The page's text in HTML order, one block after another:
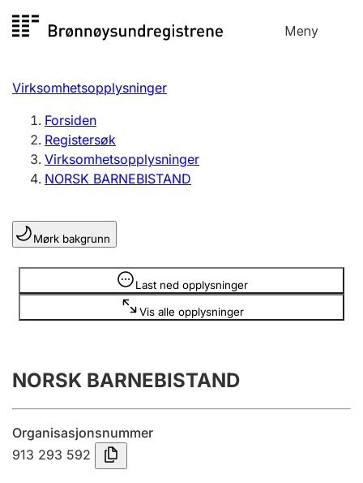
til
Meny
Registersøk
Aksjeselskap
Enkeltpersonforetak
Registrere, endre, slette
Lag og forening
Registrere, endre, slette
Årsregnskap
Innsending og forsinkelsesgebyr
Tinglysing
Virksomhetsopplysninger
Forsiden
Registersøk
Virksomhetsopplysninger
NORSK BARNEBISTAND
Mørk bakgrunn
Last ned opplysninger
Vis alle opplysninger
Opplysninger er skjult
NORSK BARNEBISTAND
Organisasjonsnummer
913 293 592